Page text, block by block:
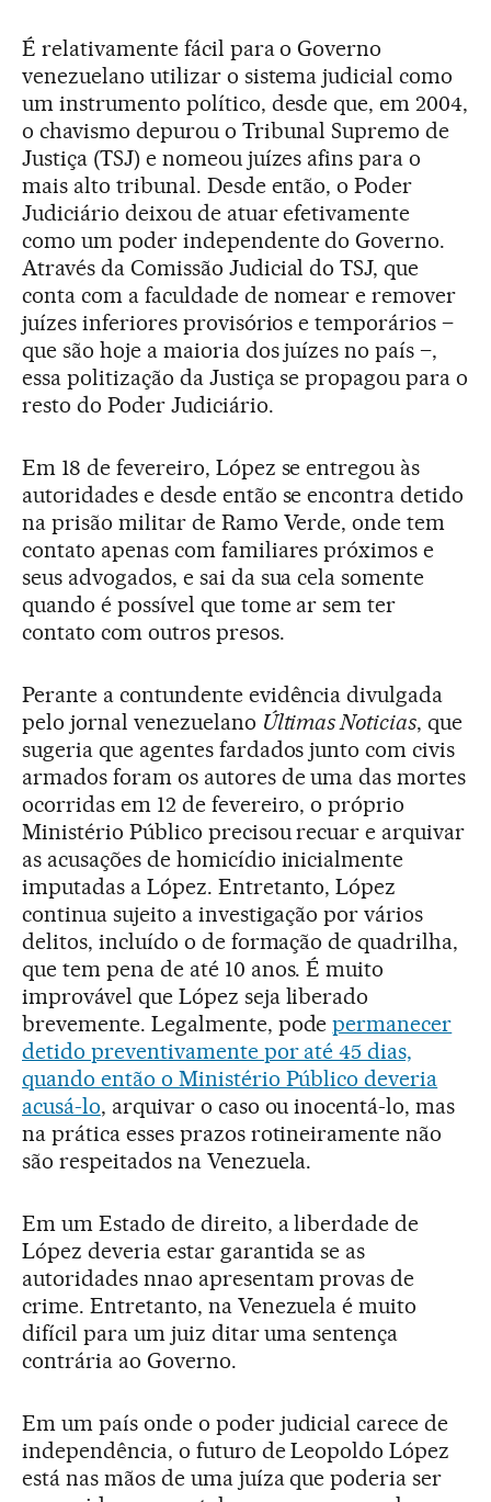
É relativamente fácil para o Governo
venezuelano utilizar o sistema judicial como
um instrumento político, desde que, em 2004,
o chavismo depurou o Tribunal Supremo de
Justiça (TSJ) e nomeou juízes afins para o
mais alto tribunal. Desde então, o Poder
Judiciário deixou de atuar efetivamente
como um poder independente do Governo.
Através da Comissão Judicial do TSJ, que
conta com a faculdade de nomear e remover
juízes inferiores provisórios e temporários –
que são hoje a maioria dos juízes no país –,
essa politização da Justiça se propagou para o
resto do Poder Judiciário.
Em 18 de fevereiro, López se entregou às
autoridades e desde então se encontra detido
na prisão militar de Ramo Verde, onde tem
contato apenas com familiares próximos e
seus advogados, e sai da sua cela somente
quando é possível que tome ar sem ter
contato com outros presos.
Perante a contundente evidência divulgada
pelo jornal venezuelano Últimas Noticias, que
sugeria que agentes fardados junto com civis
armados foram os autores de uma das mortes
ocorridas em 12 de fevereiro, o próprio
Ministério Público precisou recuar e arquivar
as acusações de homicídio inicialmente
imputadas a López. Entretanto, López
continua sujeito a investigação por vários
delitos, incluído o de formação de quadrilha,
que tem pena de até 10 anos. É muito
improvável que López seja liberado
brevemente. Legalmente, podepermanecer
detido preventivamente por até 45 dias,
quando então o Ministério Público deveria
acusá-lo, arquivar o caso ou inocentá-lo, mas
na prática esses prazos rotineiramente não
são respeitados na Venezuela.
Em um Estado de direito, a liberdade de
López deveria estar garantida se as
autoridades nnao apresentam provas de
crime. Entretanto, na Venezuela é muito
difícil para um juiz ditar uma sentença
contrária ao Governo.
Em um país onde o poder judicial carece de
independência, o futuro de Leopoldo López
está nas mãos de uma juíza que poderia ser